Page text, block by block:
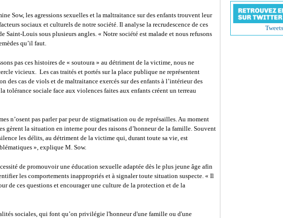
Sow, les agressions sexuelles et la maltraitance sur des enfants trouvent leur
sociaux et culturels de notre société. Il analyse la recrudescence de ces
Saint-Louis sous plusieurs angles. « Notre société est malade et nous refusons
qu’il faut.
pas ces histoires de « soutoura » au détriment de la victime, nous ne
vicieux. Les cas traités et portés sur la place publique ne représentent
des cas de viols et de maltraitance exercés sur des enfants à l’intérieur des
tolérance sociale face aux violences faites aux enfants créent un terreau
n’osent pas parler par peur de stigmatisation ou de représailles. Au moment
gèrent la situation en interne pour des raisons d’honneur de la famille. Souvent
les délits, au détriment de la victime qui, durant toute sa vie, est
», explique M. Sow.
de promouvoir une éducation sexuelle adaptée dès le plus jeune âge afin
les comportements inappropriés et à signaler toute situation suspecte. « Il
de ces questions et encourager une culture de la protection et de la
sociales, qui font qu’on privilégie l'honneur d'une famille ou d'une